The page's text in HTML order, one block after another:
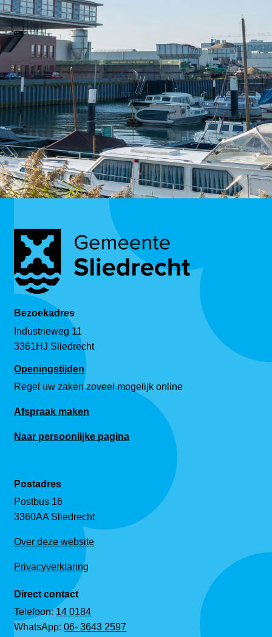
Bezoekadres
Industrieweg 11
3361HJ Sliedrecht
Openingstijden
Regel uw zaken zoveel mogelijk online
Afspraak maken
Naar persoonlijke pagina
Postadres
Postbus 16
3360AA Sliedrecht
Over deze website
Privacyverklaring
Direct contact
Telefoon:14 0184
WhatsApp:06- 3643 2597